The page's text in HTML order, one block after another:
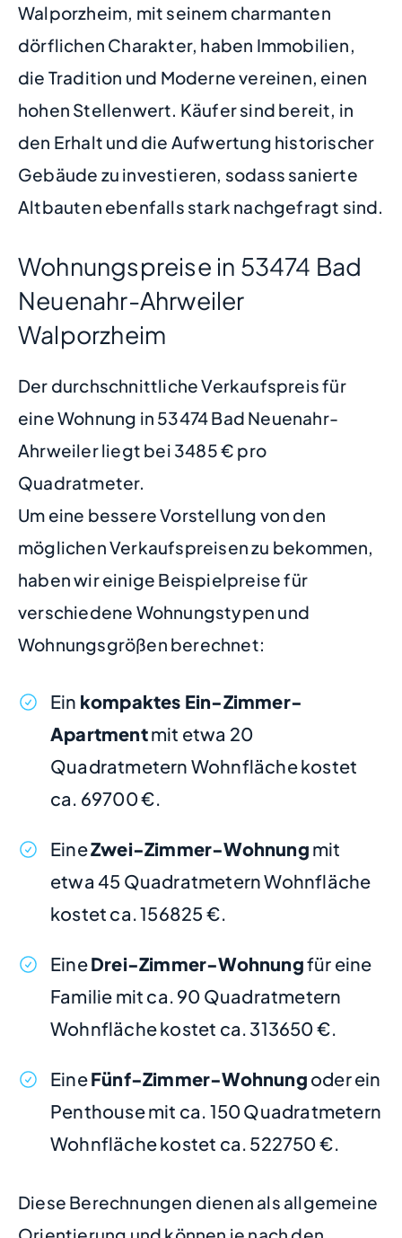
Walporzheim, mit seinem charmanten
dörflichen Charakter, haben Immobilien,
die Tradition und Moderne vereinen, einen
hohen Stellenwert. Käufer sind bereit, in
den Erhalt und die Aufwertung historischer
Gebäude zu investieren, sodass sanierte
Altbauten ebenfalls stark nachgefragt sind.
Wohnungspreise in 53474 Bad
Neuenahr-Ahrweiler
Walporzheim
Der durchschnittliche Verkaufspreis für
eine Wohnung in 53474 Bad Neuenahr-
Ahrweiler liegt bei 3485 € pro
Quadratmeter.
Um eine bessere Vorstellung von den
möglichen Verkaufspreisen zu bekommen,
haben wir einige Beispielpreise für
verschiedene Wohnungstypen und
Wohnungsgrößen berechnet:
Ein kompaktes Ein-Zimmer-
Apartmentmit etwa 20
Quadratmetern Wohnfläche kostet
ca. 69700 €.
EineZwei-Zimmer-Wohnung mit
etwa 45 Quadratmetern Wohnfläche
kostet ca. 156825 €.
EineDrei-Zimmer-Wohnungfür eine
Familie mit ca. 90 Quadratmetern
Wohnfläche kostet ca. 313650 €.
EineFünf-Zimmer-Wohnung oder ein
Penthouse mit ca. 150 Quadratmetern
Wohnfläche kostet ca. 522750 €.
Diese Berechnungen dienen als allgemeine